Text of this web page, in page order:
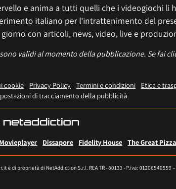
e anima a tutti quelli che i videogiochi li
italiano per l'intrattenimento del
con articoli, news, video, live e
validi al momento della pubblicazione. Se fai
cookie Privacy Policy Termini e condizioni Etica e
di tracciamento della pubblicità
Movieplayer Dissapore Fidelity House The Great Pizza
è di proprietà di NetAddiction S.r.l. REA TR - 80133 - P.iva: 01206540559